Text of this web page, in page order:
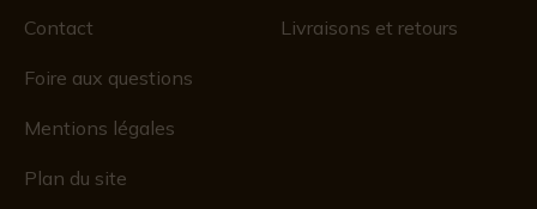
Contact
Foire aux questions
Mentions légales
Plan du site
Livraisons et retours